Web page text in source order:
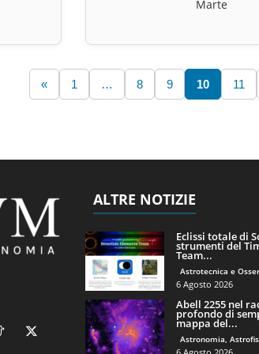
Marte
« 1 … 8 9 10 11
ALTRE NOTIZIE
Eclissi totale di
strumenti del
Team...
Astrotecnica e
6 Agosto 2026
Abell 2255 nel
profondo di
mappa del...
Astronomia,